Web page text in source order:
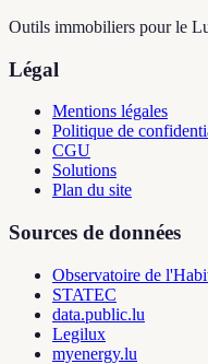
Outils immobiliers pour le
Légal
Mentions légales
Politique de
CGU
Solutions
Plan du site
Sources de données
Observatoire de
STATEC
data.public.lu
Legilux
myenergy.lu